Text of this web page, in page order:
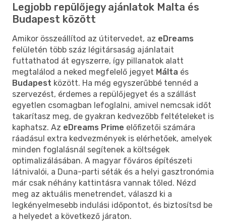
Legjobb repülőjegy ajánlatok Malta és
Budapest között
Amikor összeállítod az útitervedet, az eDreams
felületén több száz légitársaság ajánlatait
futtathatod át egyszerre, így pillanatok alatt
megtalálod a neked megfelelő jegyet Málta és
Budapest között. Ha még egyszerűbbé tennéd a
szervezést, érdemes a repülőjegyet és a szállást
egyetlen csomagban lefoglalni, amivel nemcsak időt
takarítasz meg, de gyakran kedvezőbb feltételeket is
kaphatsz. Az eDreams Prime előfizetői számára
ráadásul extra kedvezmények is elérhetőek, amelyek
minden foglalásnál segítenek a költségek
optimalizálásában. A magyar főváros építészeti
látnivalói, a Duna-parti séták és a helyi gasztronómia
már csak néhány kattintásra vannak tőled. Nézd
meg az aktuális menetrendet, válaszd ki a
legkényelmesebb indulási időpontot, és biztosítsd be
a helyedet a következő járaton.